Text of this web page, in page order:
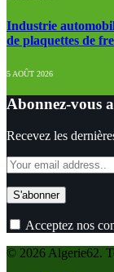
Industrie
de plaquettes de
5 AOÛT 2026
Abonnez-vous
Recevez les
Acceptez nos
© 2026 Algerie62.